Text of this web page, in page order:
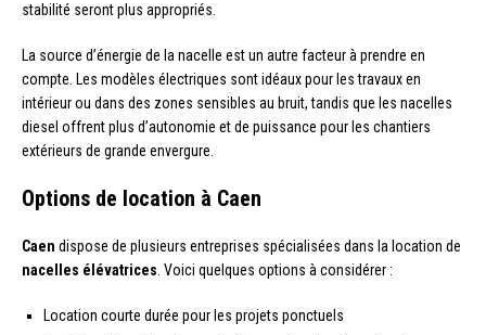
stabilité seront plus appropriés.
La source d’énergie de la nacelle est un autre facteur à prendre en
compte. Les modèles électriques sont idéaux pour les travaux en
intérieur ou dans des zones sensibles au bruit, tandis que les nacelles
diesel offrent plus d’autonomie et de puissance pour les chantiers
extérieurs de grande envergure.
Options de location à Caen
Caen dispose de plusieurs entreprises spécialisées dans la location de
nacelles élévatrices . Voici quelques options à considérer :
Location courte durée pour les projets ponctuels